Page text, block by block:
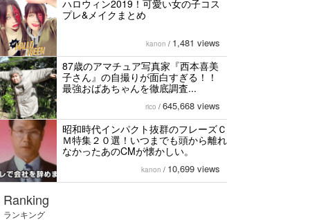
ハロウィン2019！可愛い女の子コス
プレ&メイクまとめ
kanon / 1,481 views
87歳のアマチュア写真家『西本喜美
子さん』の自撮りが面白すぎる！！
最強おばあちゃんを徹底調査...
rico / 645,668 views
昭和時代インパクト抜群のフレーズＣ
Ｍ特集２０選！いつまでも頭から離れ
なかったあのCMが懐かしい。
kanon / 10,699 views
Ranking
ランキング